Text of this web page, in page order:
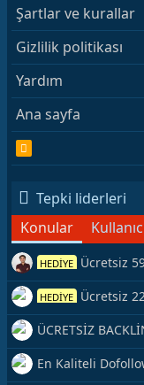
Şartlar ve kurallar
Gizlilik politikası
Yardım
Ana sayfa
S
Tepki liderleri
Konular
HEDİYE Ücretsiz
Kaynağı
HEDİYE Ücretsiz
Veriyorum
ÜCRETSİZ
Hemen Yetiş!
En Kaliteli